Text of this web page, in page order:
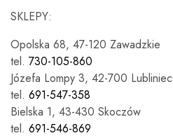
SKLEPY:
Opolska 68, 47-120 Zawadzkie
tel. 730-105-860
Józefa Lompy 3, 42-700 Lubliniec
tel. 691-547-358
Bielska 1, 43-430 Skoczów
tel. 691-546-869